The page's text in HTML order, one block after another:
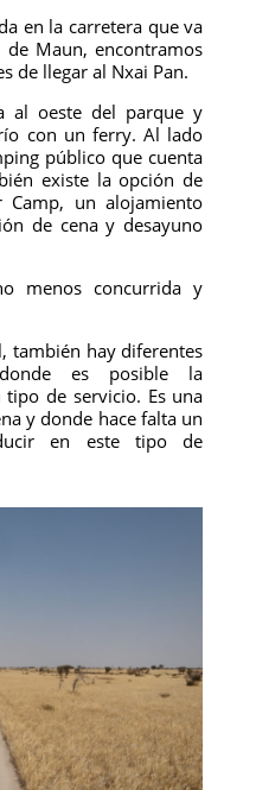
en la carretera que va
Maun, encontramos
de llegar al Nxai Pan.
al oeste del parque y
con un ferry. Al lado
público que cuenta
existe la opción de
un alojamiento
de cena y desayuno
menos concurrida y
también hay diferentes
donde es posible la
de servicio. Es una
y donde hace falta un
en este tipo de